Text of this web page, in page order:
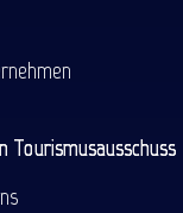
Tourismusausschuss